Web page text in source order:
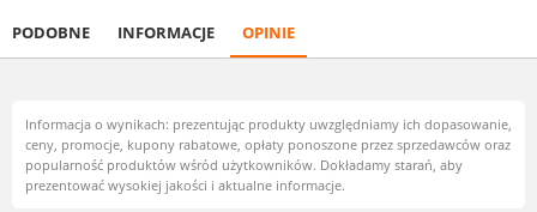
PODOBNE INFORMACJE OPINIE
Informacja o wynikach: prezentując produkty uwzględniamy ich dopasowanie,
ceny, promocje, kupony rabatowe, opłaty ponoszone przez sprzedawców oraz
popularność produktów wśród użytkowników. Dokładamy starań, aby
prezentować wysokiej jakości i aktualne informacje.